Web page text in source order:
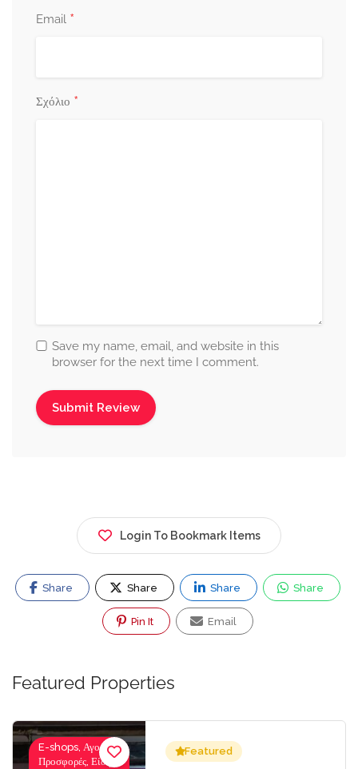
Email *
Σχόλιο *
Save my name, email, and website in this
browser for the next time I comment.
Login To Bookmark Items
Share Share Share Share
Pin It Email
Featured Properties
E-shops, Αγορές-
Προσφορές, Είδη
Featured